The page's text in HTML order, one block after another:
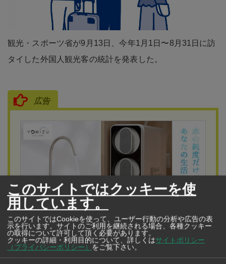
観光・スポーツ省が9月13日、今年1月1日〜8月31日に訪
タイした外国人観光客の統計を発表した。
広告
Yomizu（Thailand）Co., Ltd.
水の純度だけでなく、あなたの生活に最適な水を
タイの水事情にお困りなら「YOMIZU（よみ
このサイトではクッキーを使
用しています。
このサイトではCookieを使って、ユーザー行動の分析や広告の表
示を行います。サイトのご利用を継続される場合、各種クッキー
の取得について許可して頂く必要があります。
クッキーの詳細・利用目的について、詳しくはサイトポリシー
（プライバシーポリシー）
をご覧下さい。